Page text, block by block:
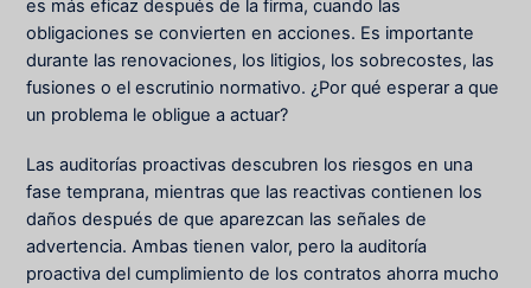
es más eficaz después de la firma, cuando las
obligaciones se convierten en acciones. Es importante
durante las renovaciones, los litigios, los sobrecostes, las
fusiones o el escrutinio normativo. ¿Por qué esperar a que
un problema le obligue a actuar?
Las auditorías proactivas descubren los riesgos en una
fase temprana, mientras que las reactivas contienen los
daños después de que aparezcan las señales de
advertencia. Ambas tienen valor, pero la auditoría
proactiva del cumplimiento de los contratos ahorra mucho